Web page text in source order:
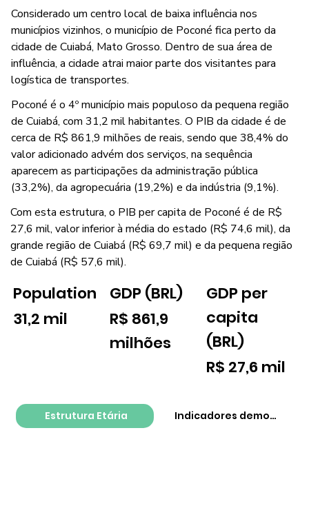
Estrutura Etária Indicadores
Considerado um centro local de baixa influência nos
municípios vizinhos, o município de Poconé fica perto da
cidade de Cuiabá, Mato Grosso. Dentro de sua área de
influência, a cidade atrai maior parte dos visitantes para
logística de transportes.
Poconé é o 4º município mais populoso da pequena região
de Cuiabá, com 31,2 mil habitantes. O PIB da cidade é de
cerca de R$ 861,9 milhões de reais, sendo que 38,4% do
valor adicionado advém dos serviços, na sequência
aparecem as participações da administração pública
(33,2%), da agropecuária (19,2%) e da indústria (9,1%).
Com esta estrutura, o PIB per capita de Poconé é de R$
27,6 mil, valor inferior à média do estado (R$ 74,6 mil), da
grande região de Cuiabá (R$ 69,7 mil) e da pequena região
de Cuiabá (R$ 57,6 mil).
Population
31,2 mil
GDP (BRL)
R$ 861,9
milhões
GDP per
capita
(BRL)
R$ 27,6 mil